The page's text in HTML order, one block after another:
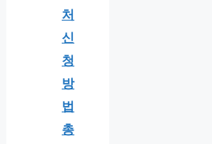
처
신
청
방
법
총